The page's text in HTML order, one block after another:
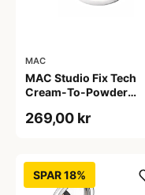
MAC
MAC Studio Fix Tech
Cream-To-Powder
269,00 kr
SPAR 18%